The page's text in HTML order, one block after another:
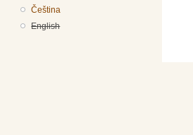
Čeština
English